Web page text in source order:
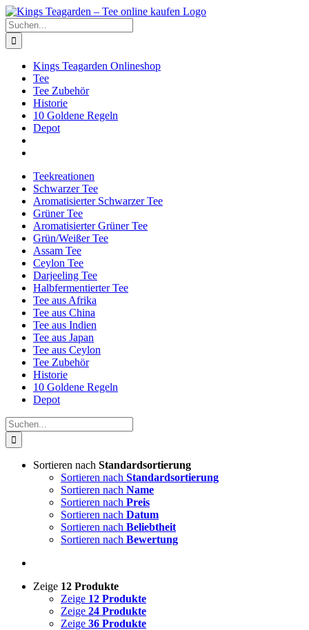
Zum
Inhalt
springen
Facebook
X
Instagram
Pinterest
Suche
nach:
Kings Teagarden Onlineshop
Tee
Tee Zubehör
Historie
10 Goldene Regeln
Depot
Teekreationen
Schwarzer Tee
Aromatisierter Schwarzer Tee
Grüner Tee
Aromatisierter Grüner Tee
Grün/Weißer Tee
Assam Tee
Ceylon Tee
Darjeeling Tee
Halbfermentierter Tee
Tee aus Afrika
Tee aus China
Tee aus Indien
Tee aus Japan
Tee aus Ceylon
Tee Zubehör
Historie
10 Goldene Regeln
Depot
Suche
nach:
Sortieren nach Standardsortierung
Sortieren nach Standardsortierung
Sortieren nach Name
Sortieren nach Preis
Sortieren nach Datum
Sortieren nach Beliebtheit
Sortieren nach Bewertung
Zeige 12 Produkte
Zeige 12 Produkte
Zeige 24 Produkte
Zeige 36 Produkte